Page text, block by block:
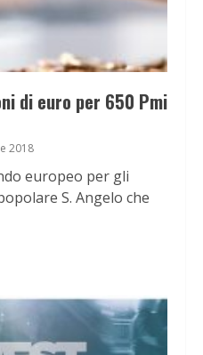
di euro per 650 Pmi
2018
europeo per gli
S. Angelo che